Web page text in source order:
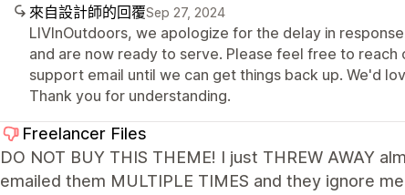
來自設計師的回覆Sep 27, 2024
LIVInOutdoors, we apologize for the delay in
and are now ready to serve. Please feel free to reach
support email until we can get things back up. We'd
Thank you for understanding.
Freelancer Files
DO NOT BUY THIS THEME! I just THREW AWAY
emailed them MULTIPLE TIMES and they ignore